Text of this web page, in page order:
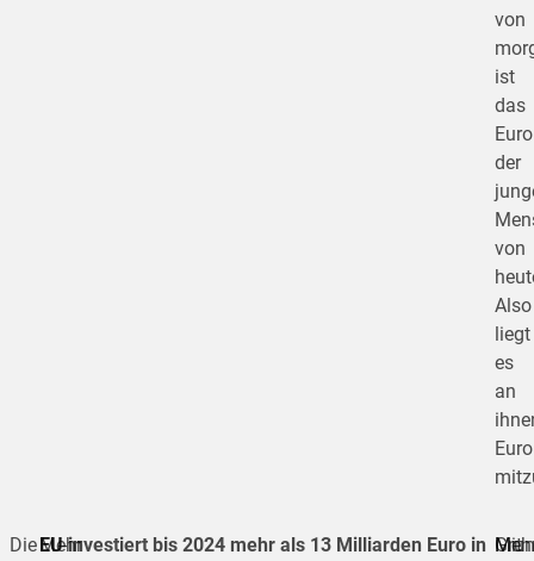
von
ist
das
der
von
Also
liegt
es
an
DieEU-
Mehr
EU investiert bis 2024 mehr als 13 Milliarden Euro in Mit